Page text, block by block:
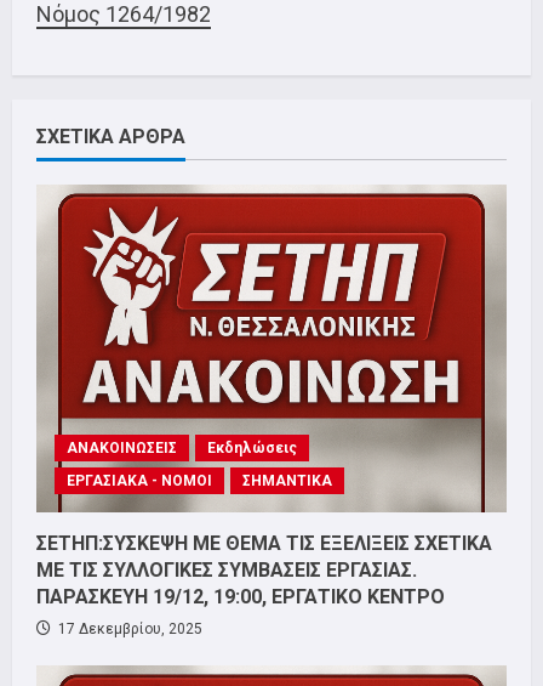
Νόμος 1264/1982
ΣΧΕΤΙΚΑ ΑΡΘΡΑ
ΑΝΑΚΟΙΝΩΣΕΙΣ
Εκδηλώσεις
ΕΡΓΑΣΙΑΚΑ - ΝΟΜΟΙ
ΣΗΜΑΝΤΙΚΑ
ΣΕΤΗΠ:ΣΥΣΚΕΨΗ ΜΕ ΘΕΜΑ ΤΙΣ ΕΞΕΛΙΞΕΙΣ ΣΧΕΤΙΚΑ
ΜΕ ΤΙΣ ΣΥΛΛΟΓΙΚΕΣ ΣΥΜΒΑΣΕΙΣ ΕΡΓΑΣΙΑΣ.
ΠΑΡΑΣΚΕΥΗ 19/12, 19:00, ΕΡΓΑΤΙΚΟ ΚΕΝΤΡΟ
17 Δεκεμβρίου, 2025